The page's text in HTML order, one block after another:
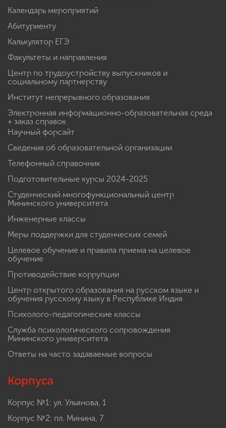
Календарь мероприятий
Абитуриенту
Калькулятор ЕГЭ
Факультеты и направления
Центр по трудоустройству выпускников и
социальному партнерству
Институт непрерывного образования
Электронная информационно-образовательная среда
+ заказ справок
Научный форсайт
Сведения об образовательной организации
Телефонный справочник
Подготовительные курсы 2024-2025
Студенческий многофункциональный центр
Мининского университета
Инженерные классы
Меры поддержки для студенческих семей
Целевое обучение и правила приема на целевое
обучение
Противодействие коррупции
Центр открытого образования на русском языке и
обучения русскому языку в Республике Индия
Психолого-педагогические классы
Служба психологического сопровождения
Мининского университета
Ответы на часто задаваемые вопросы
Корпуса
Корпус №1: ул. Ульянова, 1
Корпус №2: пл. Минина, 7